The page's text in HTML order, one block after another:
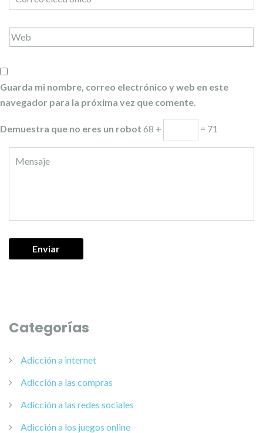
Guarda mi nombre, correo electrónico y web en este
navegador para la próxima vez que comente.
Demuestra que no eres un robot 68 + = 71
Categorías
Adicción a internet
Adicción a las compras
Adicción a las redes sociales
Adicción a los juegos online